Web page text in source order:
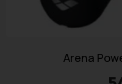
Arena